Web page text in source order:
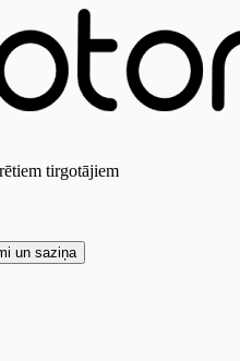
tirgotājiem
un saziņa